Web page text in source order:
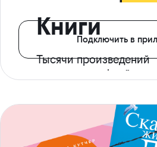
Книги
Тысячи произведений
с доступом офлайн
Подключить в